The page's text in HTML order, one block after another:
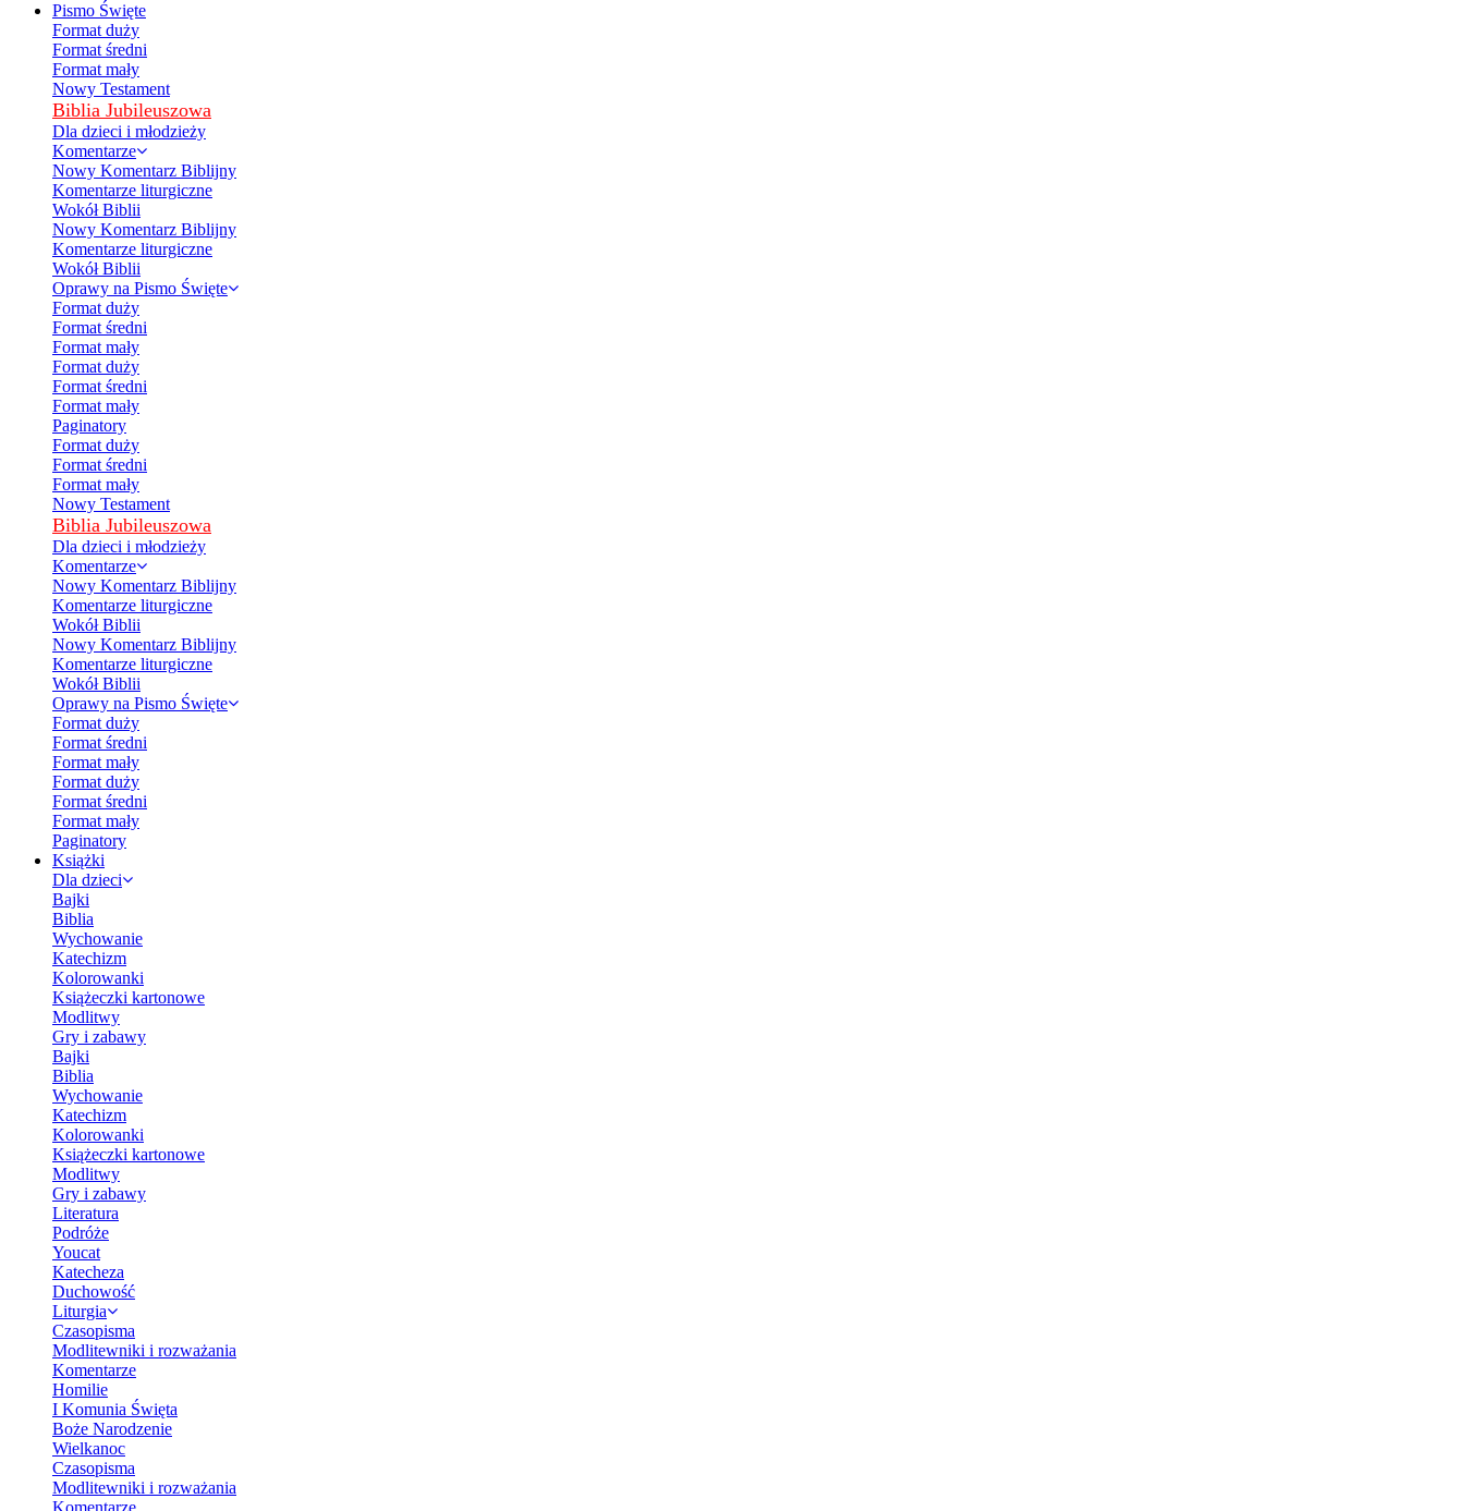
Pismo Święte
Format duży
Format średni
Format mały
Nowy Testament
Biblia Jubileuszowa
Dla dzieci i młodzieży
Komentarze
Nowy Komentarz Biblijny
Komentarze liturgiczne
Wokół Biblii
Nowy Komentarz Biblijny
Komentarze liturgiczne
Wokół Biblii
Oprawy na Pismo Święte
Format duży
Format średni
Format mały
Format duży
Format średni
Format mały
Paginatory
Format duży
Format średni
Format mały
Nowy Testament
Biblia Jubileuszowa
Dla dzieci i młodzieży
Komentarze
Nowy Komentarz Biblijny
Komentarze liturgiczne
Wokół Biblii
Nowy Komentarz Biblijny
Komentarze liturgiczne
Wokół Biblii
Oprawy na Pismo Święte
Format duży
Format średni
Format mały
Format duży
Format średni
Format mały
Paginatory
Książki
Dla dzieci
Bajki
Biblia
Wychowanie
Katechizm
Kolorowanki
Książeczki kartonowe
Modlitwy
Gry i zabawy
Bajki
Biblia
Wychowanie
Katechizm
Kolorowanki
Książeczki kartonowe
Modlitwy
Gry i zabawy
Literatura
Podróże
Youcat
Katecheza
Duchowość
Liturgia
Czasopisma
Modlitewniki i rozważania
Komentarze
Homilie
I Komunia Święta
Boże Narodzenie
Wielkanoc
Czasopisma
Modlitewniki i rozważania
Komentarze